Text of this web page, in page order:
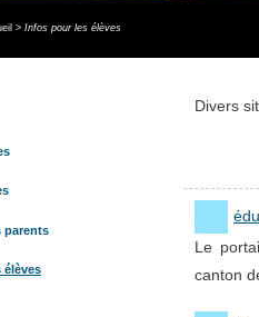
> Infos pour les élèves
parents
élèves
Divers
Le
canton